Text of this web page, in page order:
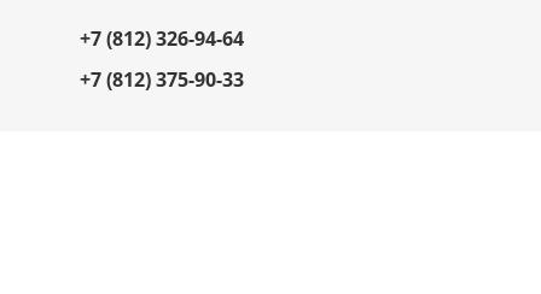
+7 (812) 326-94-64
+7 (812) 375-90-33